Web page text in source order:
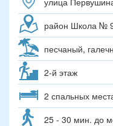
район Школа №
песчаный,
2-й этаж
2 спальных
25 - 30 мин. до